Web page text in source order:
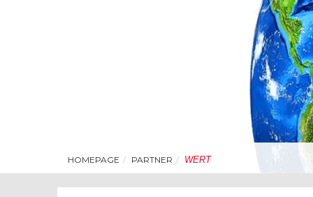
HOMEPAGE PARTNER WERT